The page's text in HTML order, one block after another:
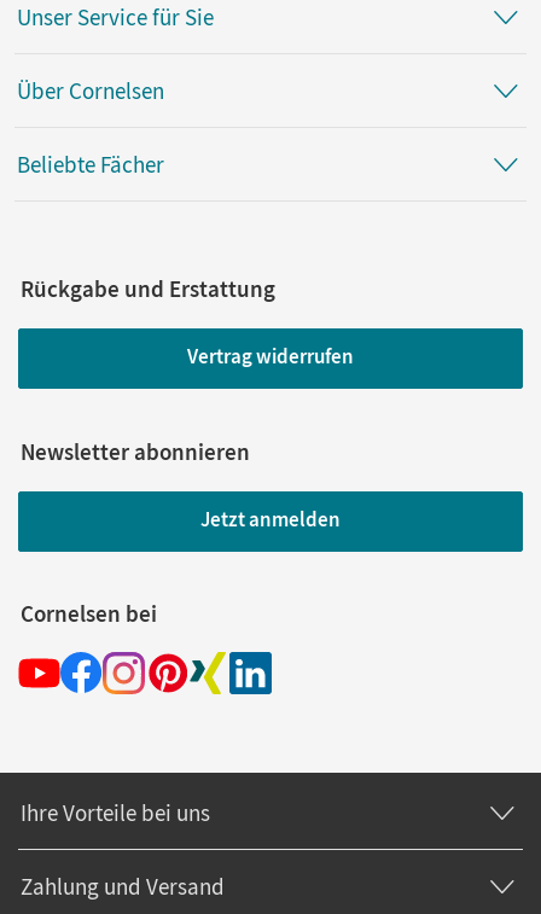
Unser Service für Sie
Über Cornelsen
Beliebte Fächer
Rückgabe und Erstattung
Vertrag widerrufen
Newsletter abonnieren
Jetzt anmelden
Cornelsen bei
Ihre Vorteile bei uns
Zahlung und Versand